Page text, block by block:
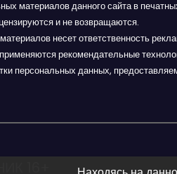
материалов данного сайта в
и не возвращаются.
несет ответственность
рекомендательные
персональных данных,